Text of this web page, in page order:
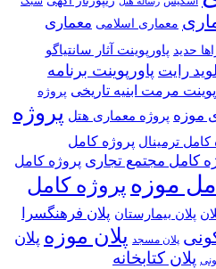
اسلامی معماری
آثار سانتیاگو
پاورپوینت برنامه
تاریخی
پروژه
معماری هتل پروژه
پروژه کامل
تجاری پروژه کامل
پروژه کامل
پلان فرهنگسرا
پلان موزه پلان